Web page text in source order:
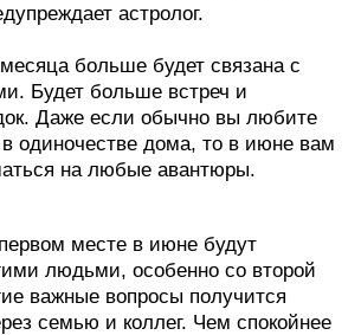
астролог.
больше будет связана с
Будет больше встреч и
Даже если обычно вы любите
одиночестве дома, то в июне вам
на любые авантюры.
месте в июне будут
людьми, особенно со второй
важные вопросы получится
семью и коллег. Чем спокойнее